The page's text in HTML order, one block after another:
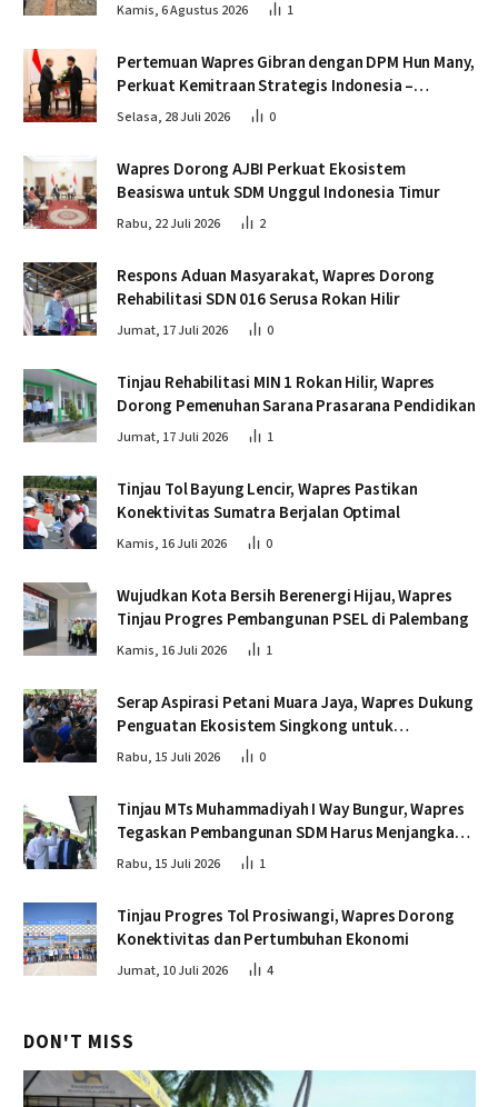
Kamis, 6 Agustus 2026 1
Pertemuan Wapres Gibran dengan DPM Hun Many,
Perkuat Kemitraan Strategis Indonesia –
Kamboja
Selasa, 28 Juli 2026 0
Wapres Dorong AJBI Perkuat Ekosistem
Beasiswa untuk SDM Unggul Indonesia Timur
Rabu, 22 Juli 2026 2
Respons Aduan Masyarakat, Wapres Dorong
Rehabilitasi SDN 016 Serusa Rokan Hilir
Jumat, 17 Juli 2026 0
Tinjau Rehabilitasi MIN 1 Rokan Hilir, Wapres
Dorong Pemenuhan Sarana Prasarana Pendidikan
Jumat, 17 Juli 2026 1
Tinjau Tol Bayung Lencir, Wapres Pastikan
Konektivitas Sumatra Berjalan Optimal
Kamis, 16 Juli 2026 0
Wujudkan Kota Bersih Berenergi Hijau, Wapres
Tinjau Progres Pembangunan PSEL di Palembang
Kamis, 16 Juli 2026 1
Serap Aspirasi Petani Muara Jaya, Wapres Dukung
Penguatan Ekosistem Singkong untuk
Swasembada Pangan
Rabu, 15 Juli 2026 0
Tinjau MTs Muhammadiyah I Way Bungur, Wapres
Tegaskan Pembangunan SDM Harus Menjangkau
Seluruh Sekolah
Rabu, 15 Juli 2026 1
Tinjau Progres Tol Prosiwangi, Wapres Dorong
Konektivitas dan Pertumbuhan Ekonomi
Jumat, 10 Juli 2026 4
DON'T MISS